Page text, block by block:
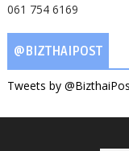
061 754 6169
@BIZTHAIPOST
Tweets by